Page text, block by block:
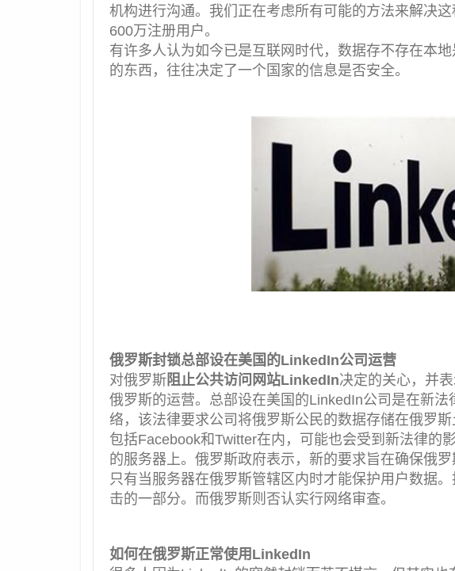
机构进行沟通。我们正在考虑所有可能的方法来解决
600万注册用户。
有许多人认为如今已是互联网时代，数据存不存在本
的东西，往往决定了一个国家的信息是否安全。
俄罗斯封锁总部设在美国的LinkedIn公司运营
对俄罗斯阻止公共访问网站LinkedIn决定的关心，并
俄罗斯的运营。总部设在美国的LinkedIn公司是在新
络，该法律要求公司将俄罗斯公民的数据存储在俄罗
包括Facebook和Twitter在内，可能也会受到新法律的
的服务器上。俄罗斯政府表示，新的要求旨在确保俄
只有当服务器在俄罗斯管辖区内时才能保护用户数据
击的一部分。而俄罗斯则否认实行网络审查。
如何在俄罗斯正常使用LinkedIn